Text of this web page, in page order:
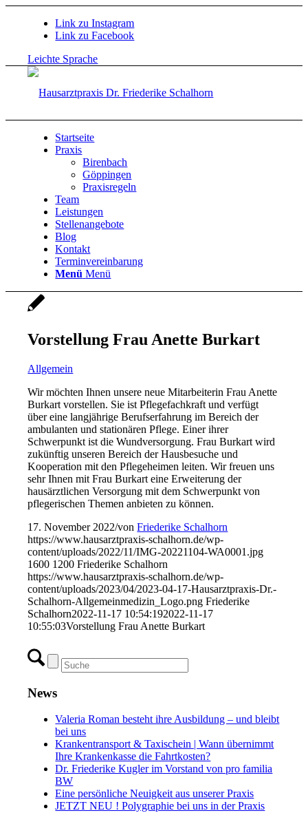
Link zu Instagram
Link zu Facebook
Leichte Sprache
Startseite
Praxis
Birenbach
Göppingen
Praxisregeln
Team
Leistungen
Stellenangebote
Blog
Kontakt
Terminvereinbarung
Menü Menü
Vorstellung Frau Anette Burkart
Allgemein
Wir möchten Ihnen unsere neue Mitarbeiterin Frau Anette
Burkart vorstellen. Sie ist Pflegefachkraft und verfügt
über eine langjährige Berufserfahrung im Bereich der
ambulanten und stationären Pflege. Einer ihrer
Schwerpunkt ist die Wundversorgung. Frau Burkart wird
zukünftig unseren Bereich der Hausbesuche und
Kooperation mit den Pflegeheimen leiten. Wir freuen uns
sehr Ihnen mit Frau Burkart eine Erweiterung der
hausärztlichen Versorgung mit dem Schwerpunkt von
pflegerischen Themen anbieten zu können.
17. November 2022/vonFriederike Schalhorn
https://www.hausarztpraxis-schalhorn.de/wp-
content/uploads/2022/11/IMG-20221104-WA0001.jpg
1600 1200 Friederike Schalhorn
https://www.hausarztpraxis-schalhorn.de/wp-
content/uploads/2023/04/2023-04-17-Hausarztpraxis-Dr.-
Schalhorn-Allgemeinmedizin_Logo.png Friederike
Schalhorn2022-11-17 10:54:192022-11-17
10:55:03Vorstellung Frau Anette Burkart
News
Valeria Roman besteht ihre Ausbildung – und bleibt
bei uns
Krankentransport & Taxischein | Wann übernimmt
Ihre Krankenkasse die Fahrtkosten?
Dr. Friederike Kugler im Vorstand von pro familia
BW
Eine persönliche Neuigkeit aus unserer Praxis
JETZT NEU ! Polygraphie bei uns in der Praxis